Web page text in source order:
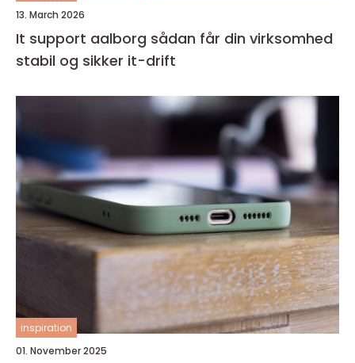
13. March 2026
It support aalborg sådan får din virksomhed
stabil og sikker it-drift
inspiration
01. November 2025